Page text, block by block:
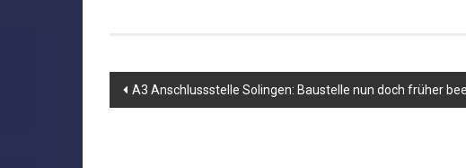
Beitragsnavigation
A3 Anschlussstelle Solingen: Baustelle nun doch früher